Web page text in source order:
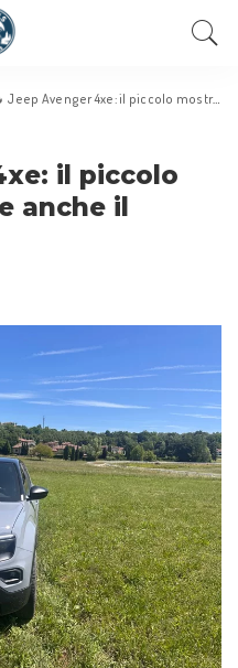
Jeep Avenger 4xe: il piccolo mostro che morde anche il fango 🪓⚡
il piccolo
anche il